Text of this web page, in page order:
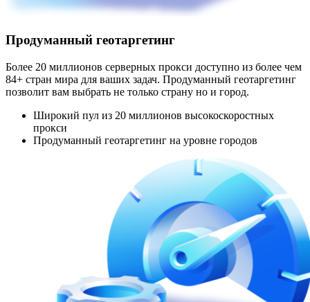
Продуманный геотаргетинг
Более 20 миллионов серверных прокси доступно из более чем
84+ стран мира для ваших задач. Продуманный геотаргетинг
позволит вам выбрать не только страну но и город.
Широкий пул из 20 миллионов высокоскоростных
прокси
Продуманный геотаргетинг на уровне городов